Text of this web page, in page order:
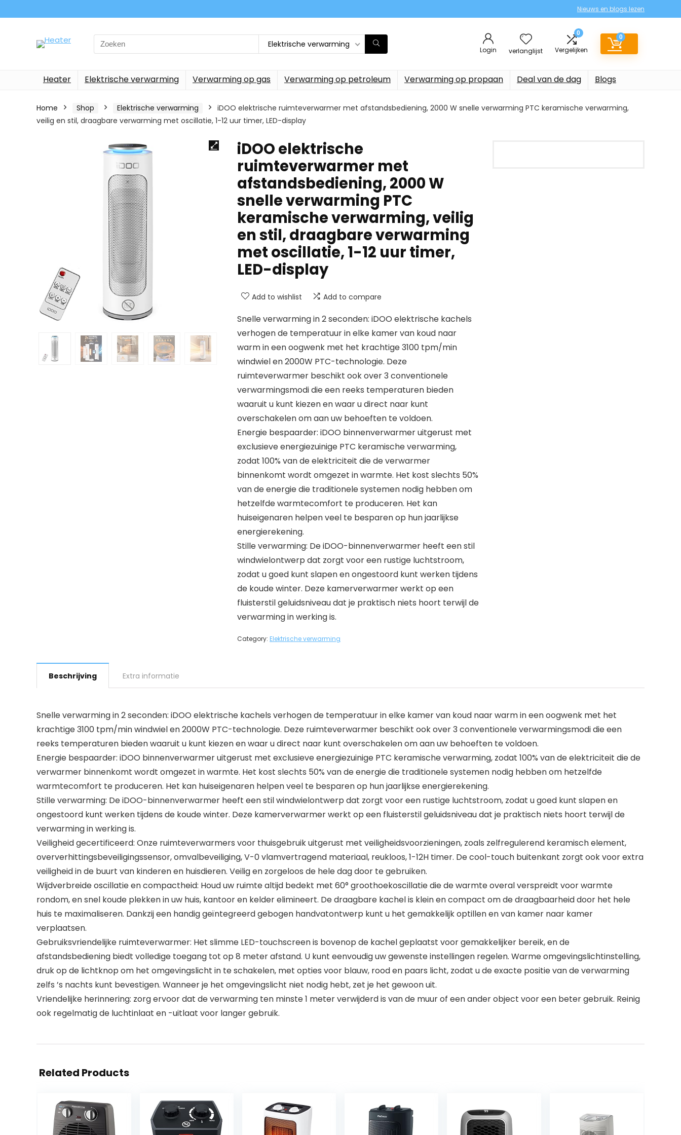
Nieuws en blogs lezen
Search
for:
Elektrische verwarming
Login verlanglijst
0
Vergelijken
0
Heater Elektrische verwarming Verwarming op gas Verwarming op petroleum Verwarming op propaan Deal van de dag Blogs
Home Shop Elektrische verwarming
iDOO elektrische ruimteverwarmer met afstandsbediening, 2000 W snelle verwarming PTC keramische verwarming,
veilig en stil, draagbare verwarming met oscillatie, 1-12 uur timer, LED-display
iDOO elektrische
ruimteverwarmer met
afstandsbediening, 2000 W
snelle verwarming PTC
keramische verwarming, veilig
en stil, draagbare verwarming
met oscillatie, 1-12 uur timer,
LED-display
Add to wishlist Add to compare
Snelle verwarming in 2 seconden: iDOO elektrische kachels
verhogen de temperatuur in elke kamer van koud naar
warm in een oogwenk met het krachtige 3100 tpm/min
windwiel en 2000W PTC-technologie. Deze
ruimteverwarmer beschikt ook over 3 conventionele
verwarmingsmodi die een reeks temperaturen bieden
waaruit u kunt kiezen en waar u direct naar kunt
overschakelen om aan uw behoeften te voldoen.
Energie bespaarder: iDOO binnenverwarmer uitgerust met
exclusieve energiezuinige PTC keramische verwarming,
zodat 100% van de elektriciteit die de verwarmer
binnenkomt wordt omgezet in warmte. Het kost slechts 50%
van de energie die traditionele systemen nodig hebben om
hetzelfde warmtecomfort te produceren. Het kan
huiseigenaren helpen veel te besparen op hun jaarlijkse
energierekening.
Stille verwarming: De iDOO-binnenverwarmer heeft een stil
windwielontwerp dat zorgt voor een rustige luchtstroom,
zodat u goed kunt slapen en ongestoord kunt werken tijdens
de koude winter. Deze kamerverwarmer werkt op een
fluisterstil geluidsniveau dat je praktisch niets hoort terwijl de
verwarming in werking is.
Category: Elektrische verwarming
Beschrijving Extra informatie
Snelle verwarming in 2 seconden: iDOO elektrische kachels verhogen de temperatuur in elke kamer van koud naar warm in een oogwenk met het
krachtige 3100 tpm/min windwiel en 2000W PTC-technologie. Deze ruimteverwarmer beschikt ook over 3 conventionele verwarmingsmodi die een
reeks temperaturen bieden waaruit u kunt kiezen en waar u direct naar kunt overschakelen om aan uw behoeften te voldoen.
Energie bespaarder: iDOO binnenverwarmer uitgerust met exclusieve energiezuinige PTC keramische verwarming, zodat 100% van de elektriciteit die de
verwarmer binnenkomt wordt omgezet in warmte. Het kost slechts 50% van de energie die traditionele systemen nodig hebben om hetzelfde
warmtecomfort te produceren. Het kan huiseigenaren helpen veel te besparen op hun jaarlijkse energierekening.
Stille verwarming: De iDOO-binnenverwarmer heeft een stil windwielontwerp dat zorgt voor een rustige luchtstroom, zodat u goed kunt slapen en
ongestoord kunt werken tijdens de koude winter. Deze kamerverwarmer werkt op een fluisterstil geluidsniveau dat je praktisch niets hoort terwijl de
verwarming in werking is.
Veiligheid gecertificeerd: Onze ruimteverwarmers voor thuisgebruik uitgerust met veiligheidsvoorzieningen, zoals zelfregulerend keramisch element,
oververhittingsbeveiligingssensor, omvalbeveiliging, V-0 vlamvertragend materiaal, reukloos, 1-12H timer. De cool-touch buitenkant zorgt ook voor extra
veiligheid in de buurt van kinderen en huisdieren. Veilig en zorgeloos de hele dag door te gebruiken.
Wijdverbreide oscillatie en compactheid: Houd uw ruimte altijd bedekt met 60° groothoekoscillatie die de warmte overal verspreidt voor warmte
rondom, en snel koude plekken in uw huis, kantoor en kelder elimineert. De draagbare kachel is klein en compact om de draagbaarheid door het hele
huis te maximaliseren. Dankzij een handig geïntegreerd gebogen handvatontwerp kunt u het gemakkelijk optillen en van kamer naar kamer
verplaatsen.
Gebruiksvriendelijke ruimteverwarmer: Het slimme LED-touchscreen is bovenop de kachel geplaatst voor gemakkelijker bereik, en de
afstandsbediening biedt volledige toegang tot op 8 meter afstand. U kunt eenvoudig uw gewenste instellingen regelen. Warme omgevingslichtinstelling,
druk op de lichtknop om het omgevingslicht in te schakelen, met opties voor blauw, rood en paars licht, zodat u de exacte positie van de verwarming
zelfs ’s nachts kunt bevestigen. Wanneer je het omgevingslicht niet nodig hebt, zet je het gewoon uit.
Vriendelijke herinnering: zorg ervoor dat de verwarming ten minste 1 meter verwijderd is van de muur of een ander object voor een beter gebruik. Reinig
ook regelmatig de luchtinlaat en -uitlaat voor langer gebruik.
Related Products